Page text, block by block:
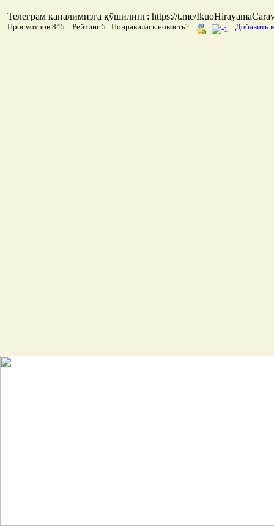
Телеграм каналимизга қўшилинг: https://t.me/
Просмотров 845 Рейтинг 5 Понравилась новость? Добавить